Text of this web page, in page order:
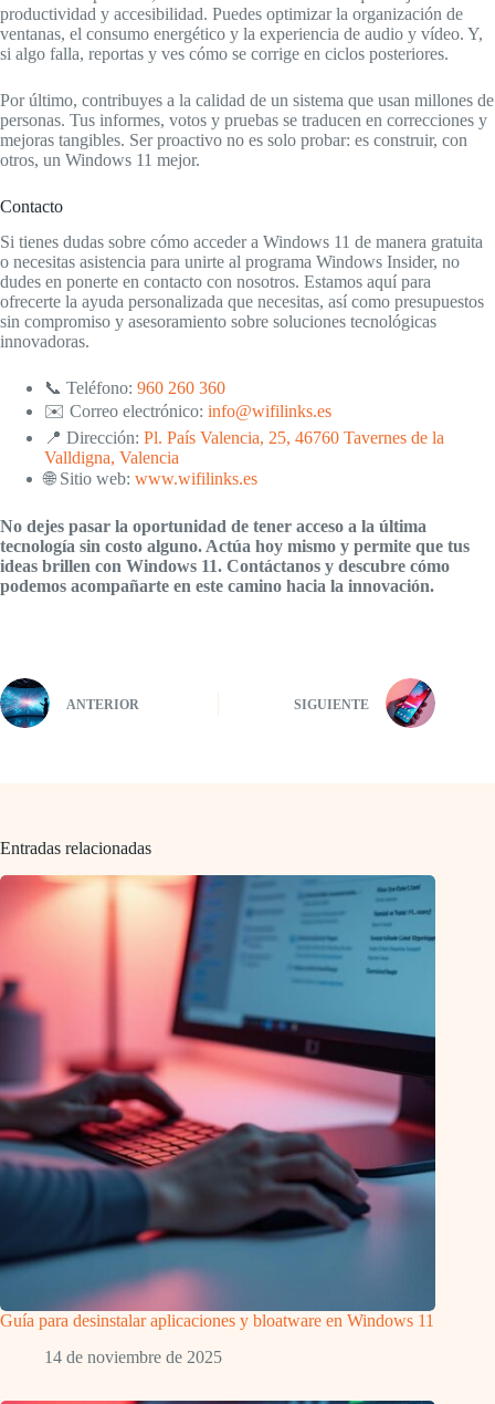
productividad y accesibilidad. Puedes optimizar la organización de
ventanas, el consumo energético y la experiencia de audio y vídeo. Y,
si algo falla, reportas y ves cómo se corrige en ciclos posteriores.
Por último, contribuyes a la calidad de un sistema que usan millones de
personas. Tus informes, votos y pruebas se traducen en correcciones y
mejoras tangibles. Ser proactivo no es solo probar: es construir, con
otros, un Windows 11 mejor.
Contacto
Si tienes dudas sobre cómo acceder a Windows 11 de manera gratuita
o necesitas asistencia para unirte al programa Windows Insider, no
dudes en ponerte en contacto con nosotros. Estamos aquí para
ofrecerte la ayuda personalizada que necesitas, así como presupuestos
sin compromiso y asesoramiento sobre soluciones tecnológicas
innovadoras.
📞 Teléfono: 960 260 360
✉️ Correo electrónico: info@wifilinks.es
📍 Dirección: Pl. País Valencia, 25, 46760 Tavernes de la
Valldigna, Valencia
🌐 Sitio web: www.wifilinks.es
No dejes pasar la oportunidad de tener acceso a la última
tecnología sin costo alguno. Actúa hoy mismo y permite que tus
ideas brillen con Windows 11. Contáctanos y descubre cómo
podemos acompañarte en este camino hacia la innovación.
ANTERIOR SIGUIENTE
Entradas relacionadas
Guía para desinstalar aplicaciones y bloatware en Windows 11
14 de noviembre de 2025